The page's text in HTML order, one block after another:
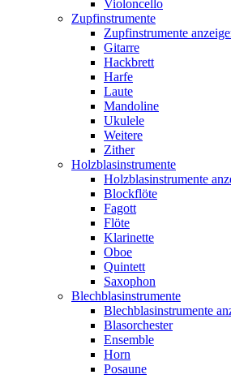
Violoncello
Zupfinstrumente
Zupfinstrumente
Gitarre
Hackbrett
Harfe
Laute
Mandoline
Ukulele
Weitere
Zither
Holzblasinstrumente
Holzblasinstrumente
Blockflöte
Fagott
Flöte
Klarinette
Oboe
Quintett
Saxophon
Blechblasinstrumente
Blechblasinstrumente
Blasorchester
Ensemble
Horn
Posaune